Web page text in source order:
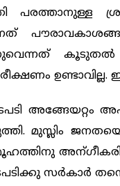
പരത്താനുള്ള
കൂടുതല്‍
ഉണ്ടാവില്ല.
അങ്ങേയറ്റം
മുസ്ലിം
സര്‍കാര്‍